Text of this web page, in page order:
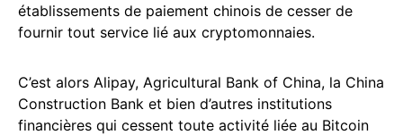
établissements de paiement chinois de cesser de
fournir tout service lié aux cryptomonnaies.
C’est alors Alipay, Agricultural Bank of China, la China
Construction Bank et bien d’autres institutions
financières qui cessent toute activité liée au Bitcoin